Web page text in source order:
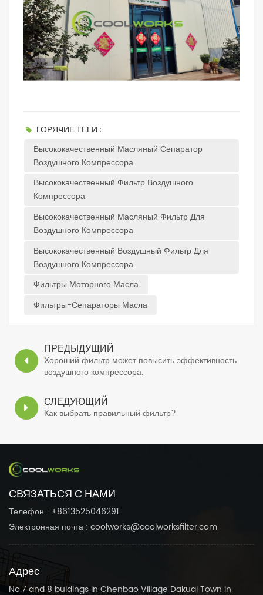
ГОРЯЧИЕ ТЕГИ :
Высококачественный Масляный Сепаратор
Воздушного Компрессора
Высококачественный Фильтр Воздушного
Компрессора
Высококачественный Масляный Фильтр Для
Воздушного Компрессора
Высококачественный Воздушный Фильтр Для
Воздушного Компрессора
Фильтры Моторного Масла
Фильтры-Сепараторы Масла
ПРЕДЫДУЩИЙ
Хороший фильтр может повысить эффективность
воздушного компрессора.
СЛЕДУЮЩИЙ
Как выбрать правильный фильтр?
СВЯЗАТЬСЯ С НАМИ
Телефон : +8613525046291
Электронная почта : coolworks@coolworksfilter.com
Адрес
No.7 and 8 buidings in Chenbao Village Dakuai Town in